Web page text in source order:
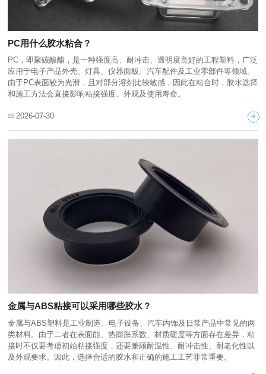
PC用什么胶水粘合？
PC，即聚碳酸酯，是一种强度高、耐冲击、透明度良好的工程塑料，广泛
应用于电子产品外壳、灯具、仪器面板、汽车配件及工业零部件等领域。
由于PC表面较为光滑，且对部分溶剂比较敏感，因此在粘合时，胶水选择
和施工方法会直接影响粘接强度、外观及使用寿命。
2026-07-30
金属与ABS粘接可以采用哪些胶水？
金属与ABS塑料是工业制造、电子设备、汽车内饰及日常产品中常见的两
类材料。由于二者在表面能、热膨胀系数、材质硬度等方面存在差异，粘
接时不仅要考虑初始粘接强度，还要兼顾耐温性、耐冲击性、耐老化性以
及外观要求。因此，选择合适的胶水和正确的施工工艺非常重要。